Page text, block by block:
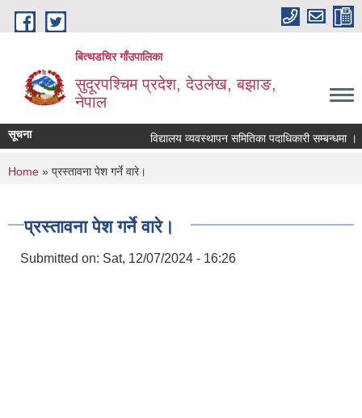
Skip to main content
बित्थडचिर गाँउपालिका
सुदूरपश्चिम प्रदेश, देउलेख, बझाङ,
नेपाल
सूचना विद्यालय व्यवस्थापन समितिका पदाधिकारी सम्बन्धमा ।
You are here
Home » प्रस्तावना पेश गर्ने वारे।
प्रस्तावना पेश गर्ने वारे।
Submitted on: Sat, 12/07/2024 - 16:26